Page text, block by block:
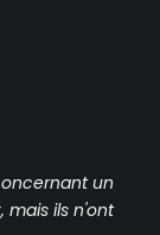
un
mais ils n'ont